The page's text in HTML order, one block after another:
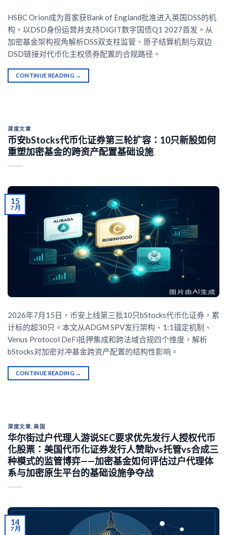
HSBC Orion成为首家获Bank of England批准进入英国DSS的机
构，以DSD身份运营并支持DIGIT数字国债Q1 2027首发。从
加密基金架构视角解析DSS双支柱监管、原子结算机制与双边
DSD链接对代币化主权债券配置的合规路径。
CONTINUE READING →
深度文章
币安bStocks代币化证券第三轮扩容：10只新股如何
重塑加密基金的跨资产配置基础设施
15
7 月
2026年7月15日，币安上线第三批10只bStocks代币化证券，累
计标的超30只。本文从ADGM SPV发行架构、1:1锚定机制、
Venus Protocol DeFi抵押集成和跨法域合规四个维度，解析
bStocks对加密对冲基金跨资产配置的结构性影响。
CONTINUE READING →
深度文章 ,美国
华尔街过户代理人游说SEC要求优先发行人授权代币
化股票：美国代币化证券发行人赞助vs托管vs合成三
种模式的监管博弈——加密基金如何评估过户代理体
系与加密原生平台的基础设施争夺战
14
7 月